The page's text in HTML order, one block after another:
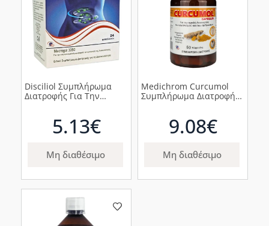
Disciliol Συμπλήρωμα
Διατροφής Για Την
φακελίσκοι5.13€
Μη διαθέσιμο
Medichrom Curcumol
Συμπλήρωμα Διατροφής
Οργανισμού & των
Αρθρώσεων, 60κάψουλες
9.08€
Μη διαθέσιμο